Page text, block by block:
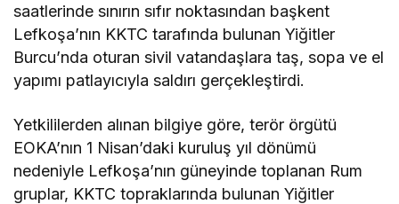
saatlerinde sınırın sıfır noktasından başkent
Lefkoşa’nın KKTC tarafında bulunan Yiğitler
Burcu’nda oturan sivil vatandaşlara taş, sopa ve el
yapımı patlayıcıyla saldırı gerçekleştirdi.
Yetkililerden alınan bilgiye göre, terör örgütü
EOKA’nın 1 Nisan’daki kuruluş yıl dönümü
nedeniyle Lefkoşa’nın güneyinde toplanan Rum
gruplar, KKTC topraklarında bulunan Yiğitler